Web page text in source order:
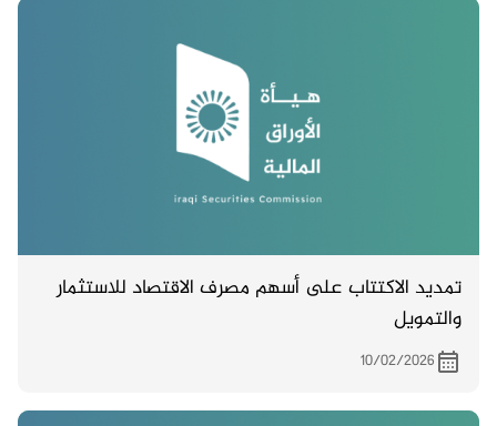
تمديد الاكتتاب على أسهم مصرف الاقتصاد للاستثمار
والتمويل
10/02/2026